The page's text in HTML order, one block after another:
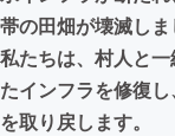
帯の田畑が壊滅し
私たちは、村人と
たインフラを修復
を取り戻します。